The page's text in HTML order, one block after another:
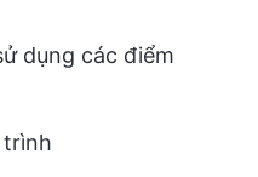
dụng các điểm
trình